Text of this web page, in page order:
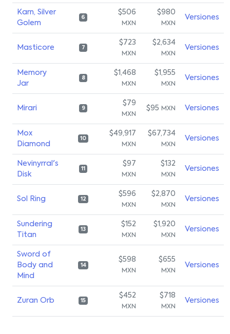
Karn, Silver
Golem
6
$506
MXN
$980
MXN
Versiones
Masticore 7
$723
MXN
$2,634
MXN
Versiones
Memory
Jar
8
$1,468
MXN
$1,955
MXN
Versiones
Mirari 9
$79
MXN
$95 MXN Versiones
Mox
Diamond
10
$49,917
MXN
$67,734
MXN
Versiones
Nevinyrral's
Disk
11
$97
MXN
$132
MXN
Versiones
Sol Ring 12
$596
MXN
$2,870
MXN
Versiones
Sundering
Titan
13
$152
MXN
$1,920
MXN
Versiones
Sword of
Body and
Mind
14
$598
MXN
$655
MXN
Versiones
Zuran Orb 15
$452
MXN
$718
MXN
Versiones